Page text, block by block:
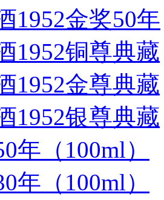
1952金奖50年
1952铜尊典藏
1952金尊典藏
1952银尊典藏
年（100ml）
年（100ml）